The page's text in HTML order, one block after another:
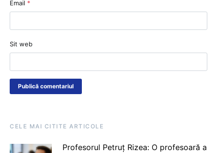
Email *
Sit web
CELE MAI CITITE ARTICOLE
Profesorul Petruț Rizea: O profesoară a